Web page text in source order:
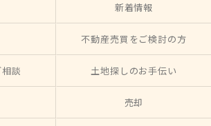
新着情報
不動産売買をご検討の方
談 土地探しのお手伝い
売却